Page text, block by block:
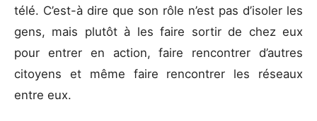
télé. C’est-à dire que son rôle n’est pas d’isoler les
gens, mais plutôt à les faire sortir de chez eux
pour entrer en action, faire rencontrer d’autres
citoyens et même faire rencontrer les réseaux
entre eux.